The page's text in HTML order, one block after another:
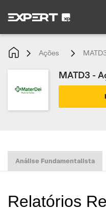
Ações
MATD3 -
Análise Fundamentalista
Relatórios